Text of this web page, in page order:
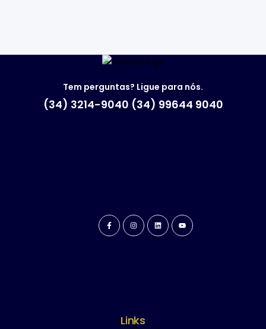
Tem perguntas? Ligue para nós.
(34) 3214-9040 (34) 99644 9040
Links